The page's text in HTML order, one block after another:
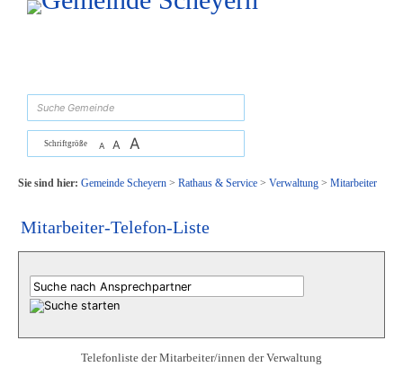
Zum Inhalt, zur Navigationoder zur Startseite springen.
Schriftgröße A A A
Sie sind hier: Gemeinde Scheyern> Rathaus & Service> Verwaltung> Mitarbeiter
Mitarbeiter-Telefon-Liste
Telefonliste der Mitarbeiter/innen der Verwaltung